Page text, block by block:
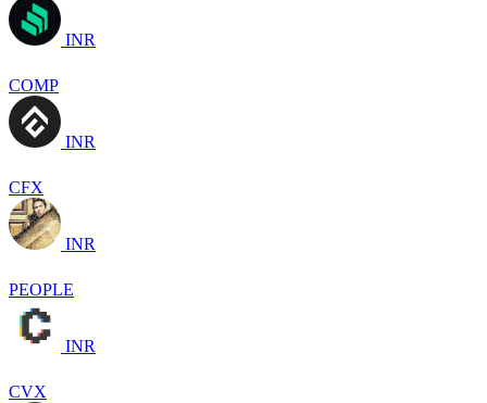
INR
COMP
INR
CFX
INR
PEOPLE
INR
CVX